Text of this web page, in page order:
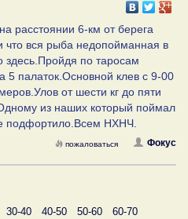
расстоянии 6-км от берега
что вся рыба недопойманная в
по таросам
5 палаток.Основной клев с 9-00
от шести кг до пяти
из наших который поймал
подфортило.Всем НХНЧ.
Фокус
пожаловаться
30-40 40-50 50-60
60-70